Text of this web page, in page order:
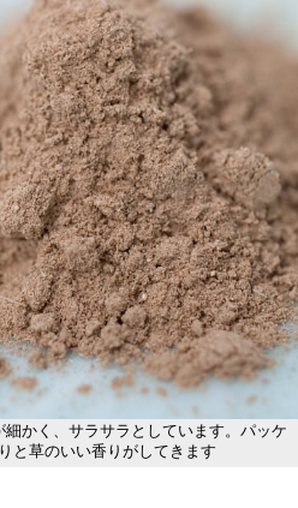
かく、サラサラとしています。パッケ
と草のいい香りがしてきます